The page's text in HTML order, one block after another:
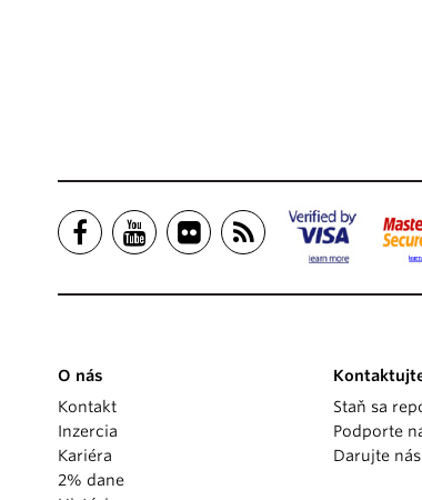
O nás
Kontakt
Inzercia
Kariéra
2% dane
Staň sa
Podporte
Darujte nás